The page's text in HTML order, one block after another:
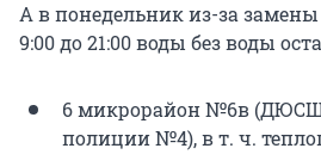
А в понедельник из-за
9:00 до 21:00 воды без воды
6 микрорайон №6в (ДЮСШ
полиции №4), в т. ч.